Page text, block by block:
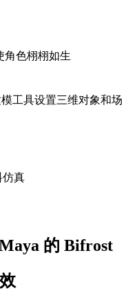
角色栩栩如生
工具设置三维对象和场
仿真
的 Bifrost